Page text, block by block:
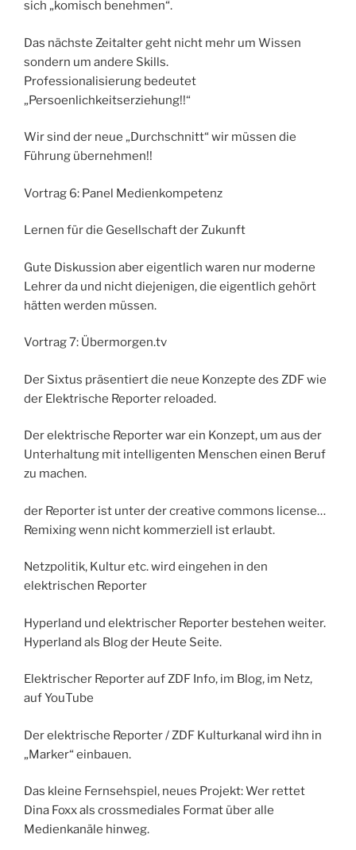
sich „komisch benehmen“.
Das nächste Zeitalter geht nicht mehr um Wissen
sondern um andere Skills.
Professionalisierung bedeutet
„Persoenlichkeitserziehung!!“
Wir sind der neue „Durchschnitt“ wir müssen die
Führung übernehmen!!
Vortrag 6: Panel Medienkompetenz
Lernen für die Gesellschaft der Zukunft
Gute Diskussion aber eigentlich waren nur moderne
Lehrer da und nicht diejenigen, die eigentlich gehört
hätten werden müssen.
Vortrag 7: Übermorgen.tv
Der Sixtus präsentiert die neue Konzepte des ZDF wie
der Elektrische Reporter reloaded.
Der elektrische Reporter war ein Konzept, um aus der
Unterhaltung mit intelligenten Menschen einen Beruf
zu machen.
der Reporter ist unter der creative commons license…
Remixing wenn nicht kommerziell ist erlaubt.
Netzpolitik, Kultur etc. wird eingehen in den
elektrischen Reporter
Hyperland und elektrischer Reporter bestehen weiter.
Hyperland als Blog der Heute Seite.
Elektrischer Reporter auf ZDF Info, im Blog, im Netz,
auf YouTube
Der elektrische Reporter / ZDF Kulturkanal wird ihn in
„Marker“ einbauen.
Das kleine Fernsehspiel, neues Projekt: Wer rettet
Dina Foxx als crossmediales Format über alle
Medienkanäle hinweg.